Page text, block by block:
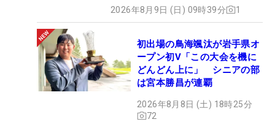
2026年8月9日 (日) 09時39分 1
初出場の鳥海颯汰が岩手県オ
ープン初V「この大会を機に
どんどん上に」 シニアの部
は宮本勝昌が連覇
2026年8月8日 (土) 18時25分
72